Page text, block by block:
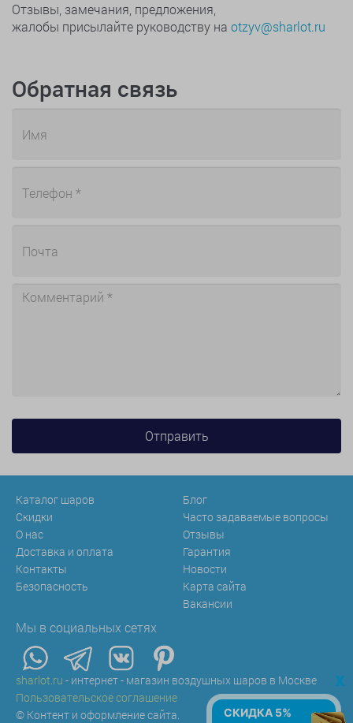
Отзывы, замечания, предложения,
жалобы присылайте руководству на otzyv@sharlot.ru
Обратная связь
Каталог шаров
Скидки
О нас
Доставка и оплата
Контакты
Безопасность
Блог
Часто задаваемые вопросы
Отзывы
Гарантия
Новости
Карта сайта
Вакансии
Мы в социальных сетях
sharlot.ru - интернет - магазин воздушных шаров в Москве
Пользовательское соглашение
© Контент и оформление сайта.
x
СКИДКА 5%